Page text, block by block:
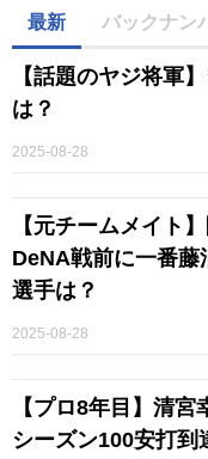
最新 バックナン
【話題のヤジ将軍
は？
2025-08-28
【元チームメイト
DeNA戦前に一番藤
選手は？
2025-08-28
【プロ8年目】清
シーズン100安打